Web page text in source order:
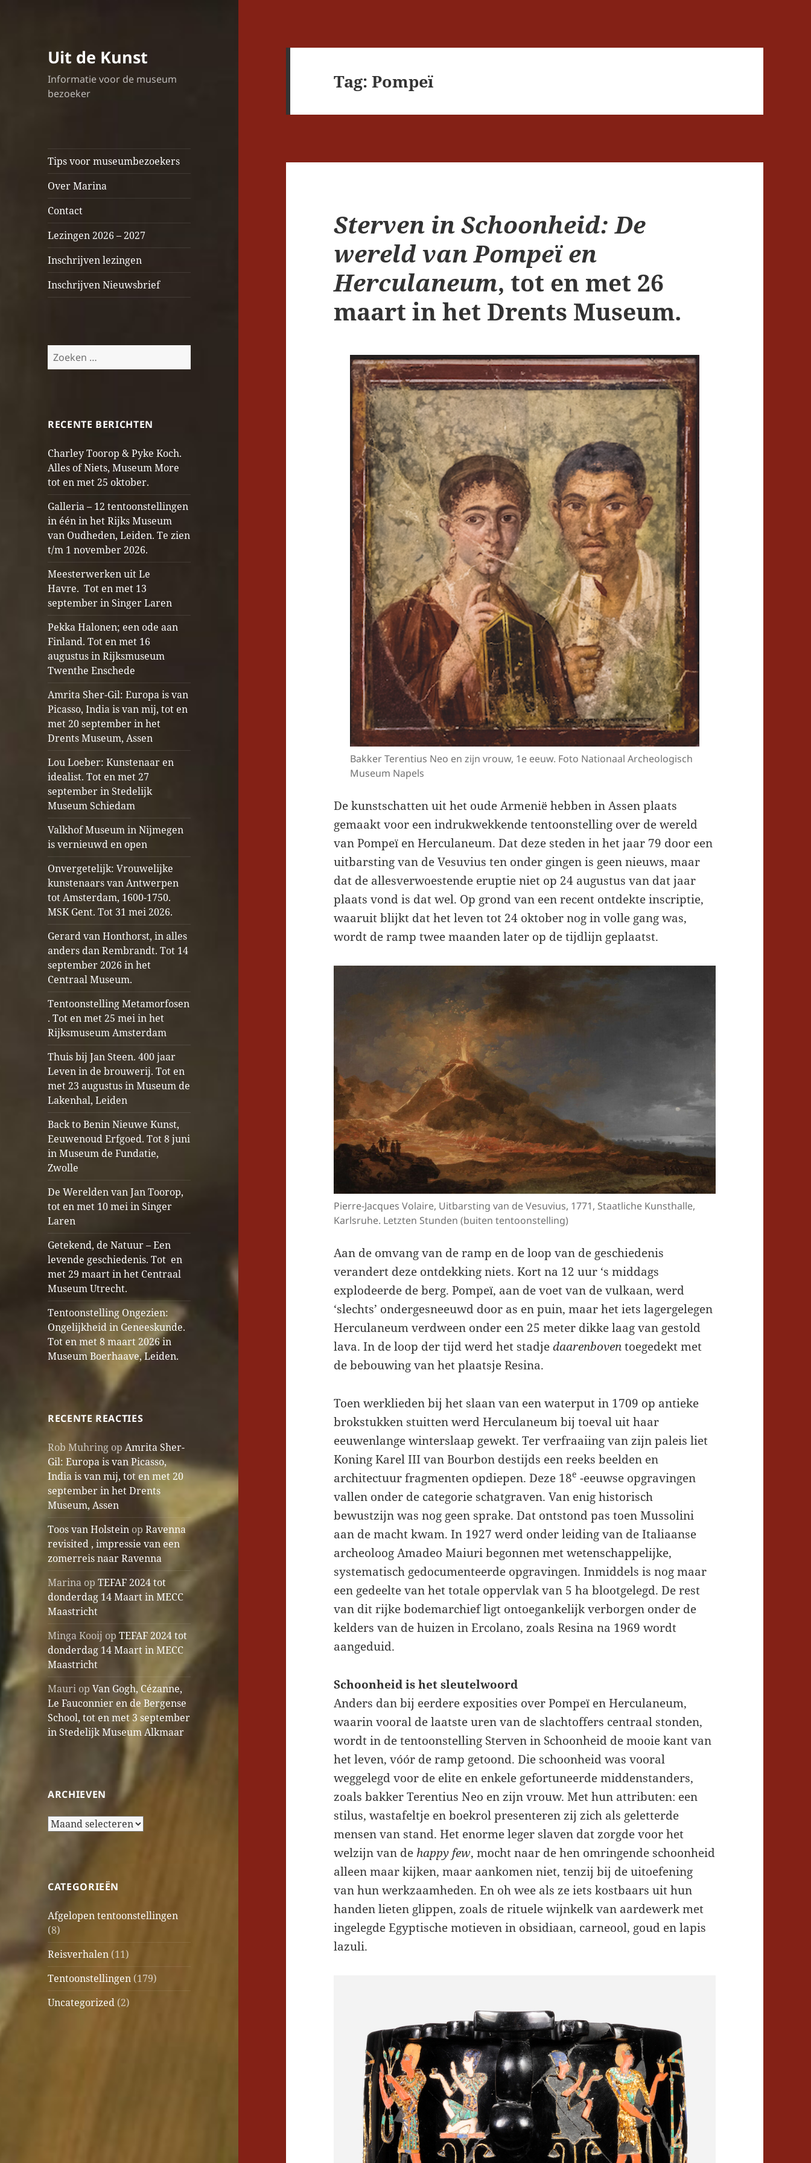
Uit de Kunst
Informatie voor de museum
bezoeker
Tips voor museumbezoekers
Over Marina
Contact
Lezingen 2026 – 2027
Inschrijven lezingen
Inschrijven Nieuwsbrief
Zoeken
naar:
RECENTE BERICHTEN
Charley Toorop & Pyke Koch.
Alles of Niets, Museum More
tot en met 25 oktober.
Galleria – 12 tentoonstellingen
in één in het Rijks Museum
van Oudheden, Leiden. Te zien
t/m 1 november 2026.
Meesterwerken uit Le
Havre. Tot en met 13
september in Singer Laren
Pekka Halonen; een ode aan
Finland. Tot en met 16
augustus in Rijksmuseum
Twenthe Enschede
Amrita Sher-Gil: Europa is van
Picasso, India is van mij, tot en
met 20 september in het
Drents Museum, Assen
Lou Loeber: Kunstenaar en
idealist. Tot en met 27
september in Stedelijk
Museum Schiedam
Valkhof Museum in Nijmegen
is vernieuwd en open
Onvergetelijk: Vrouwelijke
kunstenaars van Antwerpen
tot Amsterdam, 1600-1750.
MSK Gent. Tot 31 mei 2026.
Gerard van Honthorst, in alles
anders dan Rembrandt. Tot 14
september 2026 in het
Centraal Museum.
Tentoonstelling Metamorfosen
. Tot en met 25 mei in het
Rijksmuseum Amsterdam
Thuis bij Jan Steen. 400 jaar
Leven in de brouwerij. Tot en
met 23 augustus in Museum de
Lakenhal, Leiden
Back to Benin Nieuwe Kunst,
Eeuwenoud Erfgoed. Tot 8 juni
in Museum de Fundatie,
Zwolle
De Werelden van Jan Toorop,
tot en met 10 mei in Singer
Laren
Getekend, de Natuur – Een
levende geschiedenis. Tot en
met 29 maart in het Centraal
Museum Utrecht.
Tentoonstelling Ongezien:
Ongelijkheid in Geneeskunde.
Tot en met 8 maart 2026 in
Museum Boerhaave, Leiden.
RECENTE REACTIES
Rob Muhring opAmrita Sher-
Gil: Europa is van Picasso,
India is van mij, tot en met 20
september in het Drents
Museum, Assen
Toos van Holstein opRavenna
revisited , impressie van een
zomerreis naar Ravenna
Marina opTEFAF 2024 tot
donderdag 14 Maart in MECC
Maastricht
Minga Kooij opTEFAF 2024 tot
donderdag 14 Maart in MECC
Maastricht
Mauri opVan Gogh, Cézanne,
Le Fauconnier en de Bergense
School, tot en met 3 september
in Stedelijk Museum Alkmaar
ARCHIEVEN
Archieven
CATEGORIEËN
Afgelopen tentoonstellingen
(8)
Reisverhalen (11)
Tentoonstellingen (179)
Uncategorized (2)
Tag:Pompeï
Sterven in Schoonheid: De
wereld van Pompeï en
Herculaneum,tot en met 26
maart in het Drents Museum.
Bakker Terentius Neo en zijn vrouw, 1e eeuw. Foto Nationaal Archeologisch
Museum Napels
De kunstschatten uit het oude Armenië hebben in Assen plaats
gemaakt voor een indrukwekkende tentoonstelling over de wereld
van Pompeï en Herculaneum. Dat deze steden in het jaar 79 door een
uitbarsting van de Vesuvius ten onder gingen is geen nieuws, maar
dat de allesverwoestende eruptie niet op 24 augustus van dat jaar
plaats vond is dat wel. Op grond van een recent ontdekte inscriptie,
waaruit blijkt dat het leven tot 24 oktober nog in volle gang was,
wordt de ramp twee maanden later op de tijdlijn geplaatst.
Pierre-Jacques Volaire, Uitbarsting van de Vesuvius, 1771, Staatliche Kunsthalle,
Karlsruhe. Letzten Stunden (buiten tentoonstelling)
Aan de omvang van de ramp en de loop van de geschiedenis
verandert deze ontdekking niets. Kort na 12 uur ‘s middags
explodeerde de berg. Pompeï, aan de voet van de vulkaan, werd
‘slechts’ ondergesneeuwd door as en puin, maar het iets lagergelegen
Herculaneum verdween onder een 25 meter dikke laag van gestold
lava. In de loop der tijd werd het stadjedaarenboventoegedekt met
de bebouwing van het plaatsje Resina.
Toen werklieden bij het slaan van een waterput in 1709 op antieke
brokstukken stuitten werd Herculaneum bij toeval uit haar
eeuwenlange winterslaap gewekt. Ter verfraaiing van zijn paleis liet
Koning Karel III van Bourbon destijds een reeks beelden en
architectuur fragmenten opdiepen. Deze 18e -eeuwse opgravingen
vallen onder de categorie schatgraven. Van enig historisch
bewustzijn was nog geen sprake. Dat ontstond pas toen Mussolini
aan de macht kwam. In 1927 werd onder leiding van de Italiaanse
archeoloog Amadeo Maiuri begonnen met wetenschappelijke,
systematisch gedocumenteerde opgravingen. Inmiddels is nog maar
een gedeelte van het totale oppervlak van 5 ha blootgelegd. De rest
van dit rijke bodemarchief ligt ontoegankelijk verborgen onder de
kelders van de huizen in Ercolano, zoals Resina na 1969 wordt
aangeduid.
Schoonheid is het sleutelwoord
Anders dan bij eerdere exposities over Pompeï en Herculaneum,
waarin vooral de laatste uren van de slachtoffers centraal stonden,
wordt in de tentoonstelling Sterven in Schoonheid de mooie kant van
het leven, vóór de ramp getoond. Die schoonheid was vooral
weggelegd voor de elite en enkele gefortuneerde middenstanders,
zoals bakker Terentius Neo en zijn vrouw. Met hun attributen: een
stilus, wastafeltje en boekrol presenteren zij zich als geletterde
mensen van stand. Het enorme leger slaven dat zorgde voor het
welzijn van de happy few, mocht naar de hen omringende schoonheid
alleen maar kijken, maar aankomen niet, tenzij bij de uitoefening
van hun werkzaamheden. En oh wee als ze iets kostbaars uit hun
handen lieten glippen, zoals de rituele wijnkelk van aardewerk met
ingelegde Egyptische motieven in obsidiaan, carneool, goud en lapis
lazuli.